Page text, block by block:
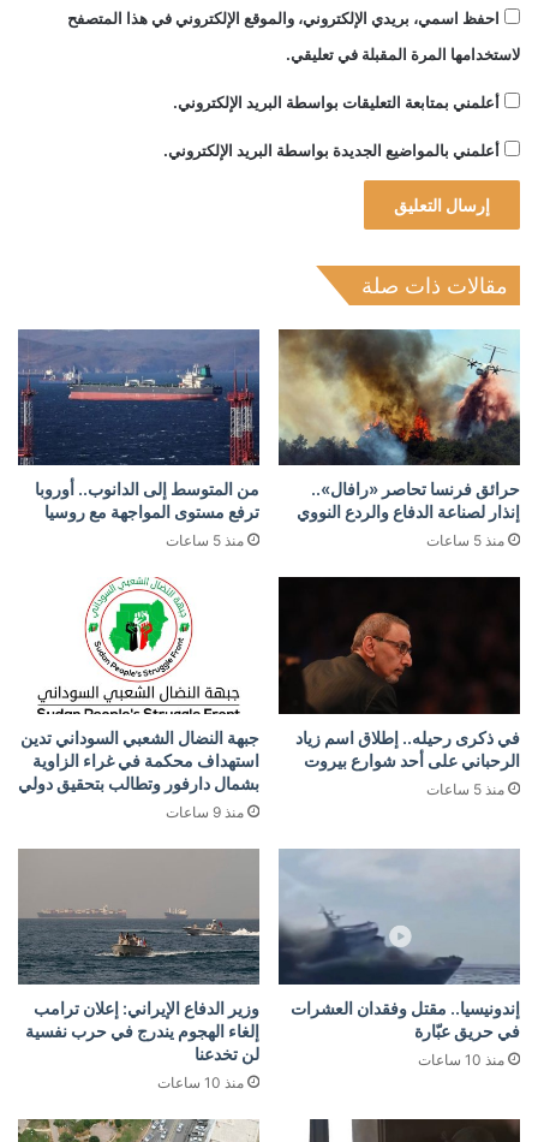
احفظ اسمي، بريدي الإلكتروني، والموقع الإلكتروني في هذا المتصفح
لاستخدامها المرة المقبلة في تعليقي.
أعلمني بمتابعة التعليقات بواسطة البريد الإلكتروني.
أعلمني بالمواضيع الجديدة بواسطة البريد الإلكتروني.
مقالات ذات صلة
حرائق فرنسا تحاصر «رافال»..
إنذار لصناعة الدفاع والردع النووي
منذ 5 ساعات
من المتوسط إلى الدانوب.. أوروبا
ترفع مستوى المواجهة مع روسيا
منذ 5 ساعات
في ذكرى رحيله.. إطلاق اسم زياد
الرحباني على أحد شوارع بيروت
منذ 5 ساعات
جبهة النضال الشعبي السوداني تدين
استهداف محكمة في غراء الزاوية
بشمال دارفور وتطالب بتحقيق دولي
منذ 9 ساعات
إندونيسيا.. مقتل وفقدان العشرات
في حريق عبّارة
منذ 10 ساعات
وزير الدفاع الإيراني: إعلان ترامب
إلغاء الهجوم يندرج في حرب نفسية
لن تخدعنا
منذ 10 ساعات